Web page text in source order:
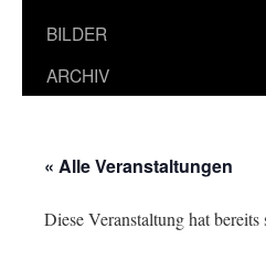
BILDER
ARCHIV
« Alle Veranstaltungen
Diese Veranstaltung hat bereits